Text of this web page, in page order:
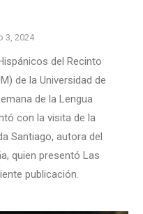
3, 2024
del Recinto
de la Universidad de
de la Lengua
con la visita de la
Santiago, autora del
quien presentó Las
publicación.